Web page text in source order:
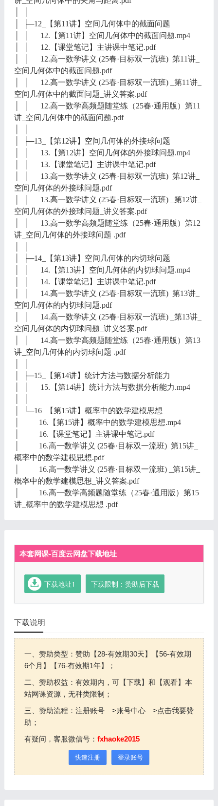
│ ├─12_【第11讲】空间几何体中的截面问题
│ │ 12.【第11讲】空间几何体中的截面问题.mp4
│ │ 12.【课堂笔记】主讲课中笔记.pdf
│ │ 12.高一数学讲义 (25春·目标双一流班) 第11讲_
空间几何体中的截面问题.pdf
│ │ 12.高一数学讲义 (25春·目标双一流班) _第11讲_
空间几何体中的截面问题_讲义答案.pdf
│ │ 12.高一数学高频题随堂练（25春·通用版）第11
讲_空间几何体中的截面问题.pdf
│ ├─13_【第12讲】空间几何体的外接球问题
│ │ 13.【第12讲】空间几何体的外接球问题.mp4
│ │ 13.【课堂笔记】主讲课中笔记.pdf
│ │ 13.高一数学讲义 (25春·目标双一流班) 第12讲_
空间几何体的外接球问题.pdf
│ │ 13.高一数学讲义 (25春·目标双一流班) _第12讲_
空间几何体的外接球问题_讲义答案.pdf
│ │ 13.高一数学高频题随堂练（25春·通用版）第12
讲_空间几何体的外接球问题 .pdf
│ ├─14_【第13讲】空间几何体的内切球问题
│ │ 14.【第13讲】空间几何体的内切球问题.mp4
│ │ 14.【课堂笔记】主讲课中笔记.pdf
│ │ 14.高一数学讲义 (25春·目标双一流班) 第13讲_
空间几何体的内切球问题.pdf
│ │ 14.高一数学讲义 (25春·目标双一流班) _第13讲_
空间几何体的内切球问题_讲义答案.pdf
│ │ 14.高一数学高频题随堂练（25春·通用版）第13
讲_空间几何体的内切球问题 .pdf
│ ├─15_【第14讲】统计方法与数据分析能力
│ │ 15.【第14讲】统计方法与数据分析能力.mp4
│ └─16_【第15讲】概率中的数学建模思想
│ 16.【第15讲】概率中的数学建模思想.mp4
│ 16.【课堂笔记】主讲课中笔记.pdf
│ 16.高一数学讲义 (25春·目标双一流班) 第15讲_
概率中的数学建模思想.pdf
│ 16.高一数学讲义 (25春·目标双一流班) _第15讲_
概率中的数学建模思想_讲义答案.pdf
│ 16.高一数学高频题随堂练（25春·通用版）第15
讲_概率中的数学建模思想 .pdf
本套网课-百度云网盘下载地址
下载地址1 下载限制：赞助后下载
下载说明
一、赞助类型：赞助【28-有效期30天】【56-有效期
6个月】【76-有效期1年】；
二、赞助权益：有效期内，可【下载】和【观看】本
站网课资源，无种类限制；
三、赞助流程：注册账号—>账号中心—>点击我要赞
助；
有疑问，客服微信号： fxhaoke2015
快速注册 登录账号